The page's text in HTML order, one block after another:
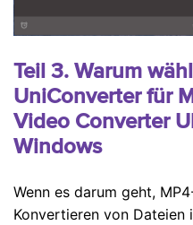
Teil 3. Warum
UniConverter für
Video Converter
Windows
Wenn es darum geht,
Konvertieren von Dateien